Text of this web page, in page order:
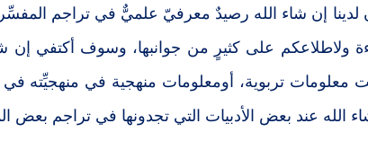
لدينا إن شاء الله رصيدٌ معرفيّ علميٌّ في تراجم
ولاطلاعكم على كثيرٍ من جوانبها، وسوف أكتفي إن
معلومات تربوية، أومعلومات منهجية في منهجيِّته
الله عند بعض الأدبيات التي تجدونها في تراجم